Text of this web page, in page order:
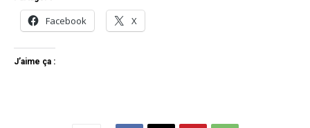
Facebook X
J’aime ça :